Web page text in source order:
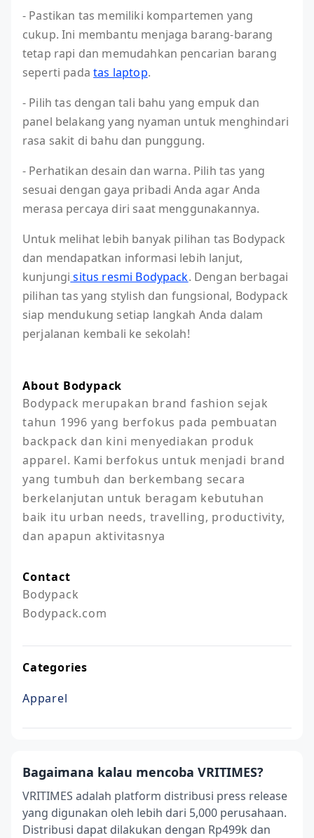
- Pastikan tas memiliki kompartemen yang
cukup. Ini membantu menjaga barang-barang
tetap rapi dan memudahkan pencarian barang
seperti padatas laptop.
- Pilih tas dengan tali bahu yang empuk dan
panel belakang yang nyaman untuk menghindari
rasa sakit di bahu dan punggung.
- Perhatikan desain dan warna. Pilih tas yang
sesuai dengan gaya pribadi Anda agar Anda
merasa percaya diri saat menggunakannya.
Untuk melihat lebih banyak pilihan tas Bodypack
dan mendapatkan informasi lebih lanjut,
kunjungi situs resmi Bodypack. Dengan berbagai
pilihan tas yang stylish dan fungsional, Bodypack
siap mendukung setiap langkah Anda dalam
perjalanan kembali ke sekolah!
About Bodypack
Bodypack merupakan brand fashion sejak
tahun 1996 yang berfokus pada pembuatan
backpack dan kini menyediakan produk
apparel. Kami berfokus untuk menjadi brand
yang tumbuh dan berkembang secara
berkelanjutan untuk beragam kebutuhan
baik itu urban needs, travelling, productivity,
dan apapun aktivitasnya
Contact
Bodypack
Bodypack.com
Categories
Apparel
Bagaimana kalau mencoba VRITIMES?
VRITIMES adalah platform distribusi press release
yang digunakan oleh lebih dari 5,000 perusahaan.
Distribusi dapat dilakukan dengan Rp499k dan